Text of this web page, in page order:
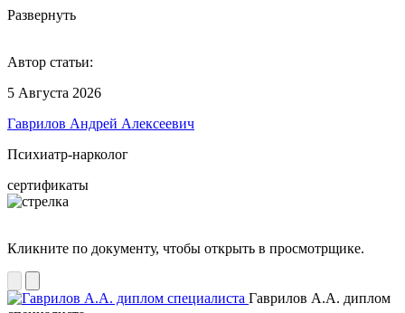
Развернуть
Автор статьи:
5 Августа 2026
Гаврилов Андрей Алексеевич
Психиатр-нарколог
сертификаты
Кликните по документу, чтобы открыть в просмотрщике.
Гаврилов А.А. диплом